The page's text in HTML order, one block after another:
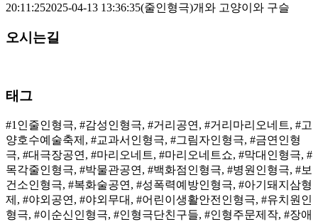
20:11:252025-04-13 13:36:35(줄인형극)개와 고양이와 구슬
오시는길
태그
#1인줄인형극, #감성인형극, #거리공연, #거리마리오네트, #고
양호수예술축제, #교과서인형극, #그림자인형극, #금연인형
극, #대극장공연, #마리오네트, #마리오네트쇼, #막대인형극, #
목각줄인형극, #박물관공연, #백화점인형극, #병원인형극, #보
건소인형극, #복화술공연, #성폭력예방인형극, #아기돼지삼형
제, #야외공연, #야외무대, #어린이생활안전인형극, #유치원인
형극, #이순신인형극, #인형극단친구들, #인형주문제작, #장애